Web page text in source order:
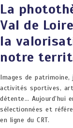
La
Val de
la
notre
Images de
activités sportives,
détente… Aujourd’hui
sélectionnées et
en ligne du CRT.